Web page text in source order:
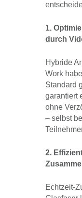
1.
durch
Hybride
Work
Standard
garantiert
ohne
– selbst
2.
Echtzeit-